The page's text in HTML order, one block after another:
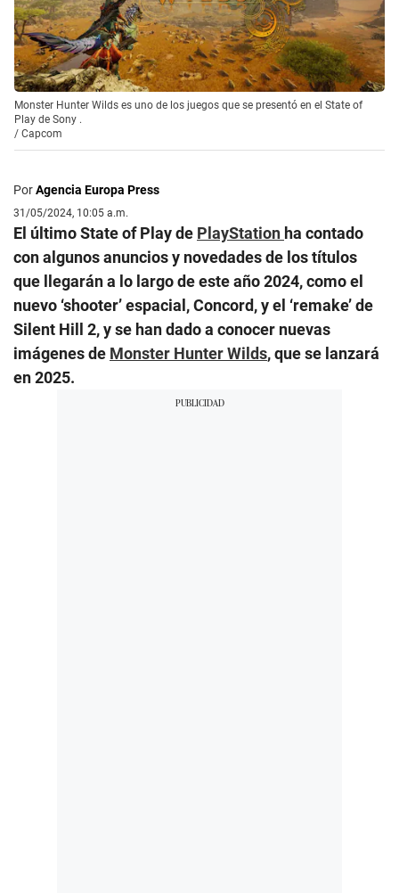
Monster Hunter Wilds es uno de los juegos que se presentó en el State of
Play de Sony .
/ Capcom
PorAgencia Europa Press
31/05/2024, 10:05 a.m.
El último State of Play de PlayStation ha contado
con algunos anuncios y novedades de los títulos
que llegarán a lo largo de este año 2024, como el
nuevo ‘shooter’ espacial, Concord, y el ‘remake’ de
Silent Hill 2, y se han dado a conocer nuevas
imágenes de Monster Hunter Wilds, que se lanzará
en 2025.